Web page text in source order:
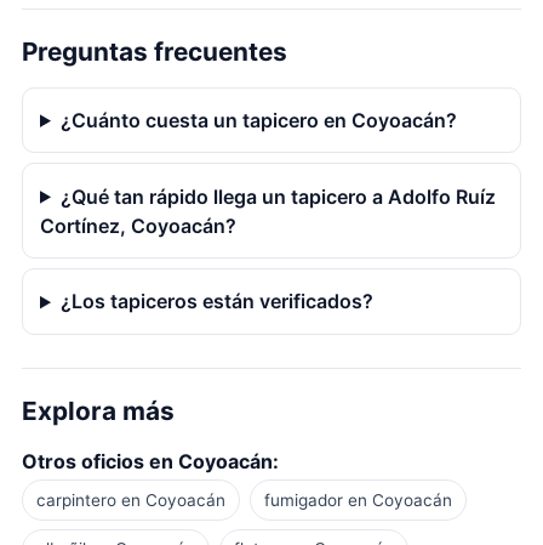
Preguntas frecuentes
¿Cuánto cuesta un tapicero en Coyoacán?
¿Qué tan rápido llega un tapicero a Adolfo Ruíz
Cortínez, Coyoacán?
¿Los tapiceros están verificados?
Explora más
Otros oficios en Coyoacán:
carpintero en Coyoacán fumigador en Coyoacán